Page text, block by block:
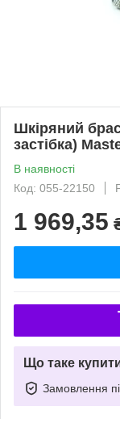
Шкіряний
застібка)
В наявності
Код: 055-22150
1 969,35
Що таке
Замовлення